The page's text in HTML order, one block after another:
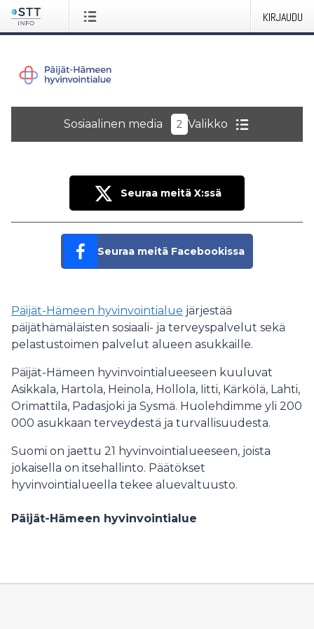
KIRJAUDU
Sosiaalinen media 2 Valikko
Seuraa meitä X:ssä
Seuraa meitä Facebookissa
Päijät-Hämeen hyvinvointialue järjestää
päijäthämäläisten sosiaali- ja terveyspalvelut sekä
pelastustoimen palvelut alueen asukkaille.
Päijät-Hämeen hyvinvointialueeseen kuuluvat
Asikkala, Hartola, Heinola, Hollola, Iitti, Kärkölä, Lahti,
Orimattila, Padasjoki ja Sysmä. Huolehdimme yli 200
000 asukkaan terveydestä ja turvallisuudesta.
Suomi on jaettu 21 hyvinvointialueeseen, joista
jokaisella on itsehallinto. Päätökset
hyvinvointialueella tekee aluevaltuusto.
Päijät-Hämeen hyvinvointialue